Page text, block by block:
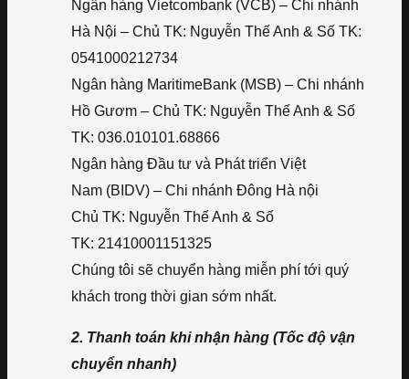
Ngân hàng Vietcombank (VCB) – Chi nhánh
Hà Nội – Chủ TK: Nguyễn Thế Anh & Số TK:
0541000212734
Ngân hàng MaritimeBank (MSB) – Chi nhánh
Hồ Gươm – Chủ TK: Nguyễn Thế Anh & Số
TK: 036.010101.68866
Ngân hàng Đầu tư và Phát triển Việt
Nam (BIDV) – Chi nhánh Đông Hà nội
Chủ TK: Nguyễn Thế Anh & Số
TK: 21410001151325
Chúng tôi sẽ chuyển hàng miễn phí tới quý
khách trong thời gian sớm nhất.
2. Thanh toán khi nhận hàng (Tốc độ vận
chuyển nhanh)